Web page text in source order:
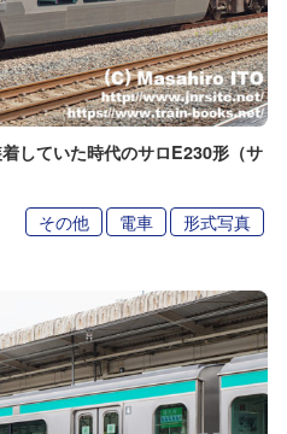
していた時代のサロE230形（サ
その他 電車 形式写真